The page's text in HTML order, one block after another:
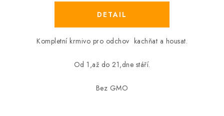
Kompletní krmivo pro odchov kachňat a housat.
Od 1,až do 21,dne stáří.
Bez GMO